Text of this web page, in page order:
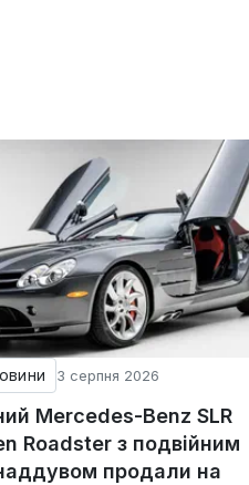
3 серпня 2026
Mercedes-Benz SLR
Roadster з подвійним
продали на